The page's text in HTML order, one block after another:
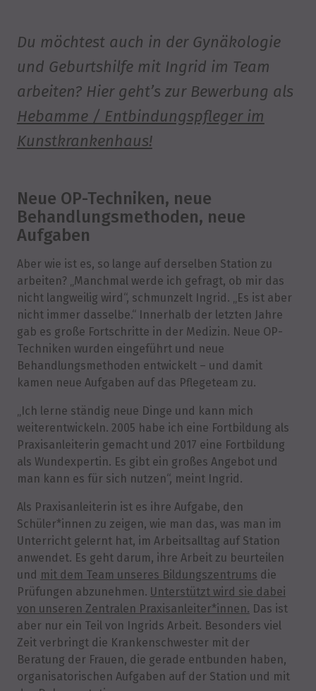
Du möchtest auch in der Gynäkologie
und Geburtshilfe mit Ingrid im Team
arbeiten? Hier geht’s zur Bewerbung als
Hebamme / Entbindungspfleger im
Kunstkrankenhaus!
Neue OP-Techniken, neue
Behandlungsmethoden, neue
Aufgaben
Aber wie ist es, so lange auf derselben Station zu
arbeiten? „Manchmal werde ich gefragt, ob mir das
nicht langweilig wird“, schmunzelt Ingrid. „Es ist aber
nicht immer dasselbe.“ Innerhalb der letzten Jahre
gab es große Fortschritte in der Medizin. Neue OP-
Techniken wurden eingeführt und neue
Behandlungsmethoden entwickelt – und damit
kamen neue Aufgaben auf das Pflegeteam zu.
„Ich lerne ständig neue Dinge und kann mich
weiterentwickeln. 2005 habe ich eine Fortbildung als
Praxisanleiterin gemacht und 2017 eine Fortbildung
als Wundexpertin. Es gibt ein großes Angebot und
man kann es für sich nutzen“, meint Ingrid.
Als Praxisanleiterin ist es ihre Aufgabe, den
Schüler*innen zu zeigen, wie man das, was man im
Unterricht gelernt hat, im Arbeitsalltag auf Station
anwendet. Es geht darum, ihre Arbeit zu beurteilen
und mit dem Team unseres Bildungszentrums die
Prüfungen abzunehmen. Unterstützt wird sie dabei
von unseren Zentralen Praxisanleiter*innen. Das ist
aber nur ein Teil von Ingrids Arbeit. Besonders viel
Zeit verbringt die Krankenschwester mit der
Beratung der Frauen, die gerade entbunden haben,
organisatorischen Aufgaben auf der Station und mit